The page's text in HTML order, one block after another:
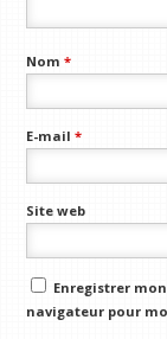
Nom*
E-mail*
Site web
Enregistrer
navigateur pour